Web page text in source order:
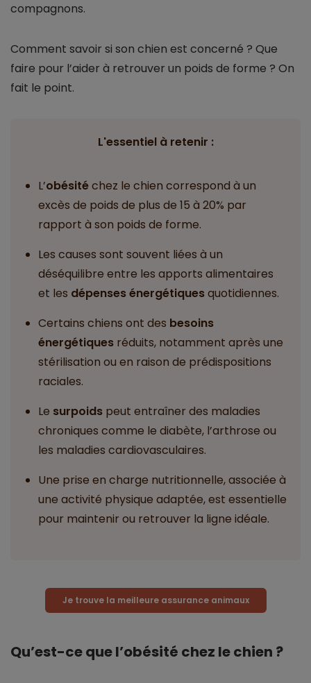
compagnons.
Comment savoir si son chien est concerné ? Que
faire pour l’aider à retrouver un poids de forme ? On
fait le point.
L'essentiel à retenir :
L’obésitéchez le chien correspond à un
excès de poids de plus de 15 à 20% par
rapport à son poids de forme.
Les causes sont souvent liées à un
déséquilibre entre les apports alimentaires
et les dépenses énergétiquesquotidiennes.
Certains chiens ont des besoins
énergétiques réduits, notamment après une
stérilisation ou en raison de prédispositions
raciales.
Le surpoids peut entraîner des maladies
chroniques comme le diabète, l’arthrose ou
les maladies cardiovasculaires.
Une prise en charge nutritionnelle, associée à
une activité physique adaptée, est essentielle
pour maintenir ou retrouver la ligne idéale.
Je trouve la meilleure assurance animaux
Qu’est-ce que l’obésité chez le chien ?